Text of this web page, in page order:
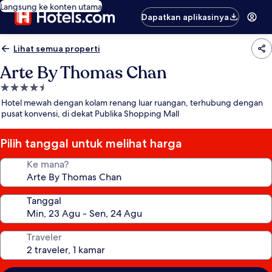
Langsung ke konten utama
Dapatkan aplikasinya
Lihat semua properti
Arte By Thomas Chan
Properti
bintang
4.5
Hotel mewah dengan kolam renang luar ruangan, terhubung dengan
pusat konvensi, di dekat Publika Shopping Mall
Pilih tanggal untuk melihat harga
Ke mana?
Tanggal
Traveler